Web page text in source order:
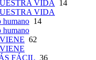
VIDA
14
VIDA
humano 14
humano
62
FÁCIL 36